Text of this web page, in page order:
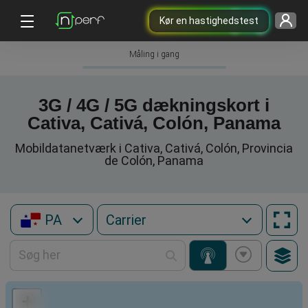
Kør en hastighedstest
Måling i gang
3G / 4G / 5G dækningskort i
Cativa, Cativá, Colón, Panama
Mobildatanetværk i Cativa, Cativá, Colón, Provincia
de Colón, Panama
PA